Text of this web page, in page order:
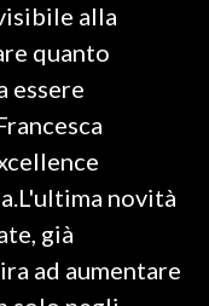
alla
quanto
essere
novità
già
ad aumentare